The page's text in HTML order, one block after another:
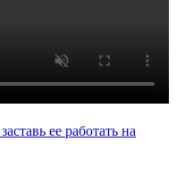
ее работать на